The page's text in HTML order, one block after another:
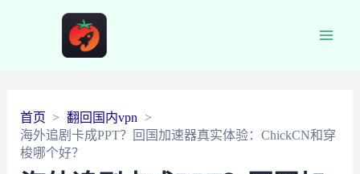
首页
翻回国内vpn
海外追剧卡成PPT？回国加速器真实体验：ChickCN和穿
梭哪个好？